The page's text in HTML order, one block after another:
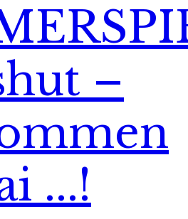
–
...!